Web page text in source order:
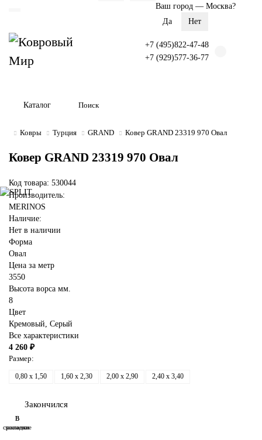
Ваш город — Москва?
+7 (495)822-47-48
+7 (929)577-36-77
Каталог
Ковры Турция GRAND Ковер GRAND 23319 970 Овал
Ковер GRAND 23319 970 Овал
Код товара: 530044
Производитель:
MERINOS
Наличие:
Нет в наличии
Форма
Овал
Цена за метр
3550
Высота ворса мм.
8
Цвет
Кремовый, Серый
Все характеристики
4 260 ₽
Размер:
0,80 x 1,50 1,60 x 2,30 2,00 x 2,90 2,40 x 3,40
Закончился
В
закладки
В
сравнение